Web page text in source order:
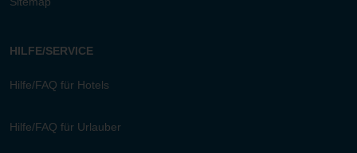
HILFE/SERVICE
Hilfe/FAQ für Hotels
Hilfe/FAQ für Urlauber